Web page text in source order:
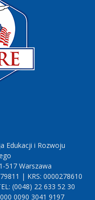
Edukacji i Rozwoju
517 Warszawa
| KRS: 0000278610
(0048) 22 633 52 30
0090 3041 9197